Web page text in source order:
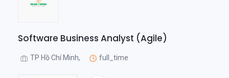
Software Business Analyst (Agile)
TP Hồ Chí Minh, full_time